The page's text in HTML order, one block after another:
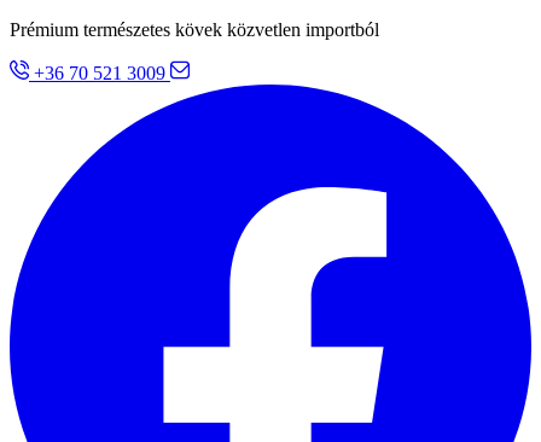
Prémium természetes kövek közvetlen importból
+36 70 521 3009